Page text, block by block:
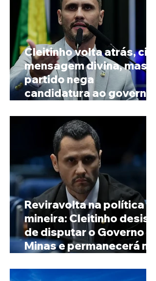
Cleitinho volta atrás, cita
mensagem divina, mas
partido nega
candidatura ao governo
Reviravolta na política
mineira: Cleitinho desiste
de disputar o Governo de
Minas e permanecerá no